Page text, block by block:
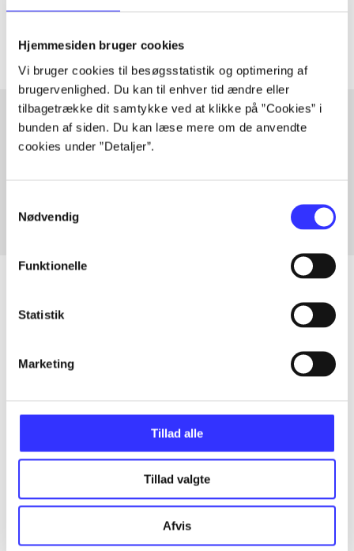
Hjemmesiden bruger cookies
Vi bruger cookies til besøgsstatistik og optimering af
brugervenlighed. Du kan til enhver tid ændre eller
tilbagetrække dit samtykke ved at klikke på ”Cookies” i
bunden af siden. Du kan læse mere om de anvendte
cookies under ”Detaljer”.
Nødvendig
Funktionelle
Statistik
Marketing
Tillad alle
Tillad valgte
Afvis
Artiklerne i handler ofte om
Artikler med samme emner
...
...